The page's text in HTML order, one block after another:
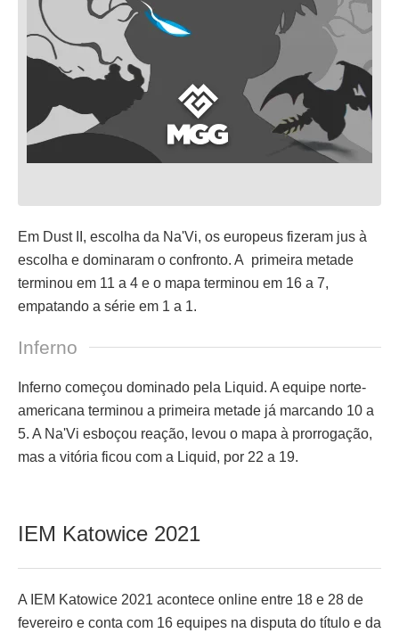
Em Dust II, escolha da Na'Vi, os europeus fizeram jus à
escolha e dominaram o confronto. A primeira metade
terminou em 11 a 4 e o mapa terminou em 16 a 7,
empatando a série em 1 a 1.
Inferno
Inferno começou dominado pela Liquid. A equipe norte-
americana terminou a primeira metade já marcando 10 a
5. A Na'Vi esboçou reação, levou o mapa à prorrogação,
mas a vitória ficou com a Liquid, por 22 a 19.
IEM Katowice 2021
A IEM Katowice 2021 acontece online entre 18 e 28 de
fevereiro e conta com 16 equipes na disputa do título e da